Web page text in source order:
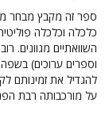
ספר זה מקבץ מבחר
כלכלה וכלכלה
השוואתיים מגוונים.
וספרים ערוכים)
להגדיל את זמינותם
על מורכבותה רבת